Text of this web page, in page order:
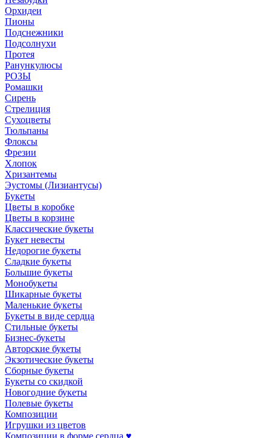
Орхидеи
Пионы
Подснежники
Подсолнухи
Протея
Ранункулюсы
РОЗЫ
Ромашки
Сирень
Стрелиция
Сухоцветы
Тюльпаны
Флоксы
Фрезии
Хлопок
Хризантемы
Эустомы (Лизиантусы)
Букеты
Цветы в коробке
Цветы в корзине
Классические букеты
Букет невесты
Недорогие букеты
Сладкие букеты
Большие букеты
Монобукеты
Шикарные букеты
Маленькие букеты
Букеты в виде сердца
Стильные букеты
Бизнес-букеты
Авторские букеты
Экзотические букеты
Сборные букеты
Букеты со скидкой
Новогодние букеты
Полевые букеты
Композиции
Игрушки из цветов
Композиции в форме сердца ♥